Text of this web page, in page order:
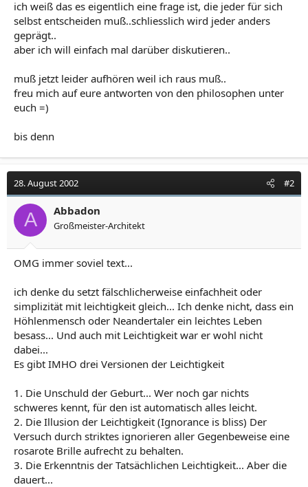
ich weiß das es eigentlich eine frage ist, die jeder für sich
selbst entscheiden muß..schliesslich wird jeder anders
geprägt..
aber ich will einfach mal darüber diskutieren..
muß jetzt leider aufhören weil ich raus muß..
freu mich auf eure antworten von den philosophen unter
euch =)
bis denn
28. August 2002 #2
A Abbadon
Großmeister-Architekt
OMG immer soviel text...
ich denke du setzt fälschlicherweise einfachheit oder
simplizität mit leichtigkeit gleich... Ich denke nicht, dass ein
Höhlenmensch oder Neandertaler ein leichtes Leben
besass... Und auch mit Leichtigkeit war er wohl nicht
dabei...
Es gibt IMHO drei Versionen der Leichtigkeit
1. Die Unschuld der Geburt... Wer noch gar nichts
schweres kennt, für den ist automatisch alles leicht.
2. Die Illusion der Leichtigkeit (Ignorance is bliss) Der
Versuch durch striktes ignorieren aller Gegenbeweise eine
rosarote Brille aufrecht zu behalten.
3. Die Erkenntnis der Tatsächlichen Leichtigkeit... Aber die
dauert...